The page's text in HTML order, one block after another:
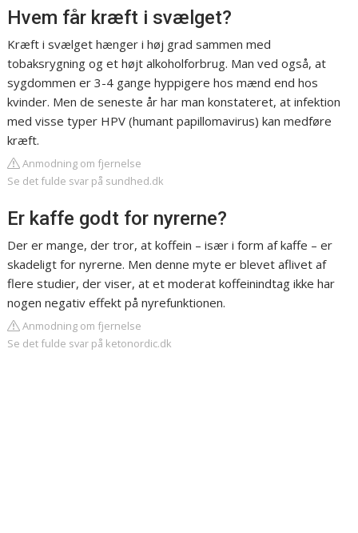
Hvem får kræft i svælget?
Kræft i svælget hænger i høj grad sammen med
tobaksrygning og et højt alkoholforbrug. Man ved også, at
sygdommen er 3-4 gange hyppigere hos mænd end hos
kvinder. Men de seneste år har man konstateret, at infektion
med visse typer HPV (humant papillomavirus) kan medføre
kræft.
Anmodning om fjernelse
Se det fulde svar på sundhed.dk
Er kaffe godt for nyrerne?
Der er mange, der tror, at koffein – især i form af kaffe – er
skadeligt for nyrerne. Men denne myte er blevet aflivet af
flere studier, der viser, at et moderat koffeinindtag ikke har
nogen negativ effekt på nyrefunktionen.
Anmodning om fjernelse
Se det fulde svar på ketonordic.dk